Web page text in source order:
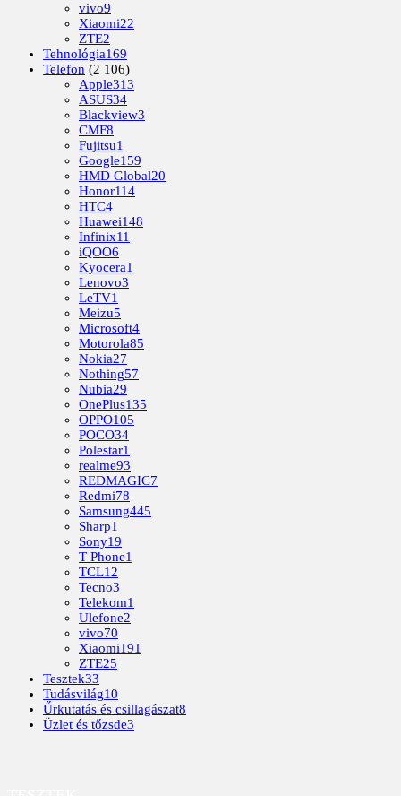
vivo9
Xiaomi22
ZTE2
Tehnológia169
Telefon (2 106)
Apple313
ASUS34
Blackview3
CMF8
Fujitsu1
Google159
HMD Global20
Honor114
HTC4
Huawei148
Infinix11
iQOO6
Kyocera1
Lenovo3
LeTV1
Meizu5
Microsoft4
Motorola85
Nokia27
Nothing57
Nubia29
OnePlus135
OPPO105
POCO34
Polestar1
realme93
REDMAGIC7
Redmi78
Samsung445
Sharp1
Sony19
T Phone1
TCL12
Tecno3
Telekom1
Ulefone2
vivo70
Xiaomi191
ZTE25
Tesztek33
Tudásvilág10
Űrkutatás és csillagászat8
Üzlet és tőzsde3